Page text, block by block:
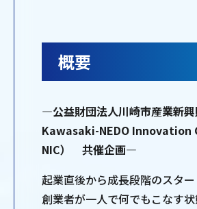
概要
―公益財団法人川崎市産業新興
Kawasaki-NEDO Innovation
NIC） 共催企画―
起業直後から成長段階のスタ
創業者が一人で何でもこなす